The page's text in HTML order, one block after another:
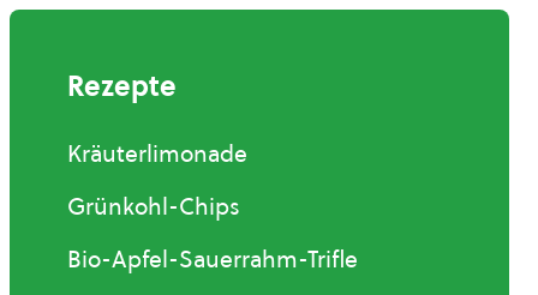
Rezepte
Kräuterlimonade
Grünkohl-Chips
Bio-Apfel-Sauerrahm-Trifle